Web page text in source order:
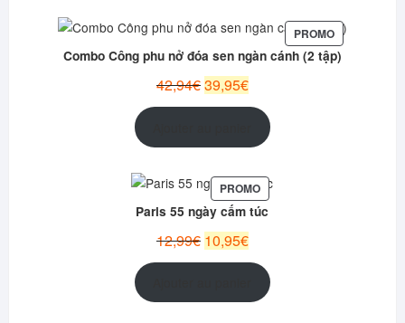
PROMOPRODUIT
EN
PROMOTION
Combo Công phu nở đóa sen ngàn cánh (2 tập)
42,94€ Le
prix
39,95€Le
prix
actuel
est :
PROMOPRODUIT
EN
PROMOTION
Paris 55 ngày cấm túc
12,99€ Le
10,95€Le
actuel
est :